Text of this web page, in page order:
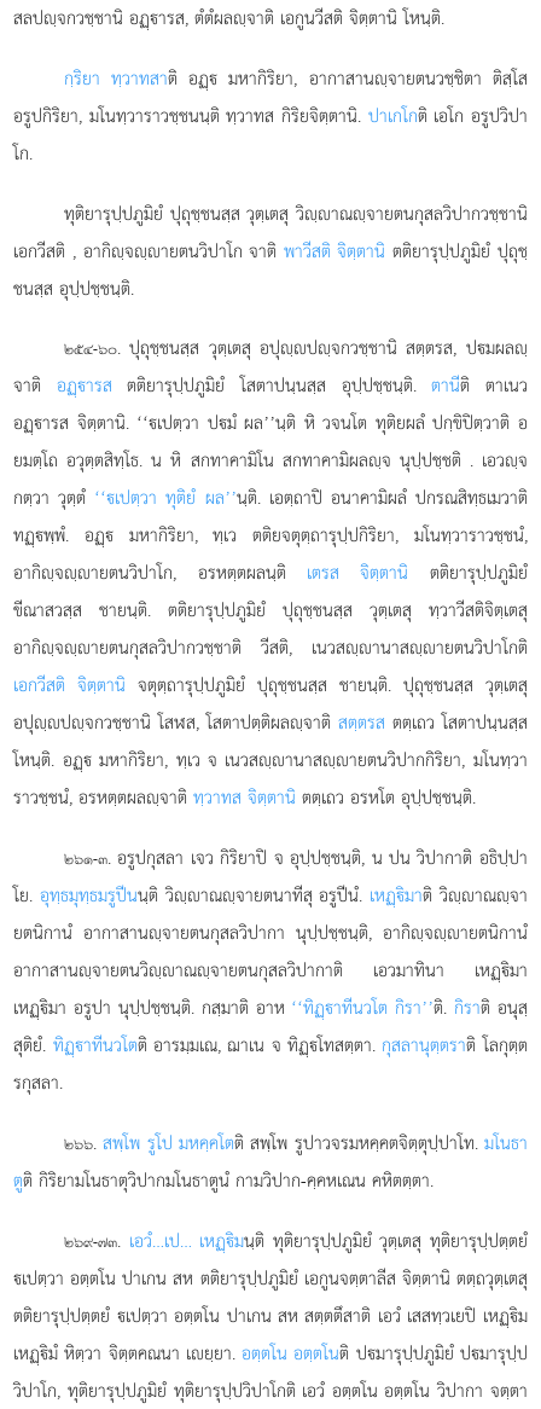
สลปฺจกวชฺชานิ อฏฺารส, ตํตํผลฺจาติ เอกูนวีสติ จิตฺตานิ โหนฺติ.
กฺริยา ทฺวาทสาติ อฏฺ มหากิริยา, อากาสานฺจายตนวชฺชิตา ติสฺโส
อรูปกิริยา, มโนทฺวาราวชฺชนนฺติ ทฺวาทส กิริยจิตฺตานิ. ปาเกโกติ เอโก อรูปวิปา
โก.
ทุติยารุปฺปภูมิยํ ปุถุชฺชนสฺส วุตฺเตสุ วิฺาณฺจายตนกุสลวิปากวชฺชานิ
เอกวีสติ , อากิฺจฺายตนวิปาโก จาติ พาวีสติ จิตฺตานิ ตติยารุปฺปภูมิยํ ปุถุชฺ
ชนสฺส อุปฺปชฺชนฺติ.
๒๕๔-๖๐. ปุถุชฺชนสฺส วุตฺเตสุ อปุฺปฺจกวชฺชานิ สตฺตรส, ปมผลฺ
จาติ อฏฺารส ตติยารุปฺปภูมิยํ โสตาปนฺนสฺส อุปฺปชฺชนฺติ.ตานีติ ตาเนว
อฏฺารส จิตฺตานิ. ‘‘เปตฺวา ปมํ ผล’’นฺติ หิ วจนโต ทุติยผลํ ปกฺขิปิตฺวาติ อ
ยมตฺโถ อวุตฺตสิทฺโธ. น หิ สกทาคามิโน สกทาคามิผลฺจ นุปฺปชฺชติ . เอวฺจ
กตฺวา วุตฺตํ ‘‘เปตฺวา ทุติยํ ผล’’นฺติ. เอตฺถาปิ อนาคามิผลํ ปกรณสิทฺธเมวาติ
ทฏฺพฺพํ. อฏฺ มหากิริยา, ทฺเว ตติยจตุตฺถารุปฺปกิริยา, มโนทฺวาราวชฺชนํ,
อากิฺจฺายตนวิปาโก, อรหตฺตผลนฺติ เตรส จิตฺตานิ ตติยารุปฺปภูมิยํ
ขีณาสวสฺส ชายนฺติ. ตติยารุปฺปภูมิยํ ปุถุชฺชนสฺส วุตฺเตสุ ทฺวาวีสติจิตฺเตสุ
อากิฺจฺายตนกุสลวิปากวชฺชาติ วีสติ, เนวสฺานาสฺายตนวิปาโกติ
เอกวีสติ จิตฺตานิ จตุตฺถารุปฺปภูมิยํ ปุถุชฺชนสฺส ชายนฺติ. ปุถุชฺชนสฺส วุตฺเตสุ
อปุฺปฺจกวชฺชานิ โสฬส, โสตาปตฺติผลฺจาติ สตฺตรส ตตฺเถว โสตาปนฺนสฺส
โหนฺติ. อฏฺ มหากิริยา, ทฺเว จ เนวสฺานาสฺายตนวิปากกิริยา, มโนทฺวา
ราวชฺชนํ, อรหตฺตผลฺจาติทฺวาทส จิตฺตานิ ตตฺเถว อรหโต อุปฺปชฺชนฺติ.
๒๖๑-๓. อรูปกุสลา เจว กิริยาปิ จ อุปฺปชฺชนฺติ, น ปน วิปากาติ อธิปฺปา
โย. อุทฺธมุทฺธมรูปีนนฺติ วิฺาณฺจายตนาทีสุ อรูปีนํ. เหฏฺิมาติ วิฺาณฺจา
ยตนิกานํ อากาสานฺจายตนกุสลวิปากา นุปฺปชฺชนฺติ, อากิฺจฺายตนิกานํ
อากาสานฺจายตนวิฺาณฺจายตนกุสลวิปากาติ เอวมาทินา เหฏฺิมา
เหฏฺิมา อรูปา นุปฺปชฺชนฺติ. กสฺมาติ อาห ‘‘ทิฏฺาทีนวโต กิรา’’ติ. กิราติ อนุสฺ
สุติยํ. ทิฏฺาทีนวโตติ อารมฺมเณ, ฌาเน จ ทิฏฺโทสตฺตา. กุสลานุตฺตราติ โลกุตฺต
รกุสลา.
๒๖๖.สพฺโพ รูโป มหคฺคโตติ สพฺโพ รูปาวจรมหคฺคตจิตฺตุปฺปาโท. มโนธา
ตูติ กิริยามโนธาตุวิปากมโนธาตูนํ กามวิปาก-คฺคหเณน คหิตตฺตา.
๒๖๙-๗๓. เอวํ…เป… เหฏฺิมนฺติ ทุติยารุปฺปภูมิยํ วุตฺเตสุ ทุติยารุปฺปตฺตยํ
เปตฺวา อตฺตโน ปาเกน สห ตติยารุปฺปภูมิยํ เอกูนจตฺตาลีส จิตฺตานิ ตตฺถวุตฺเตสุ
ตติยารุปฺปตฺตยํ เปตฺวาอตฺตโน ปาเกน สห สตฺตตึสาติ เอวํ เสสทฺวเยปิ เหฏฺิม
เหฏฺิมํ หิตฺวา จิตฺตคณนา เยฺยา.อตฺตโน อตฺตโนติ ปมารุปฺปภูมิยํ ปมารุปฺป
วิปาโก, ทุติยารุปฺปภูมิยํ ทุติยารุปฺปวิปาโกติ เอวํ อตฺตโน อตฺตโน วิปากา จตฺตา